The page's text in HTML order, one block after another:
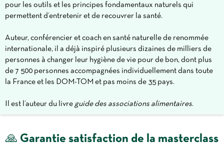
8/ Rémission ou guérison ?
pour les outils et les principes fondamentaux naturels qui
permettent d’entretenir et de recouvrer la santé.
Auteur, conférencier et coach en santé naturelle de renommée
internationale, il a déjà inspiré plusieurs dizaines de milliers de
personnes à changer leur hygiène de vie pour de bon, dont plus
de 7 500 personnes accompagnées individuellement dans toute
la France et les DOM-TOM et pas moins de 35 pays.
Il est l’auteur du livre guide des associations alimentaires.
🙏 Garantie satisfaction de la masterclass